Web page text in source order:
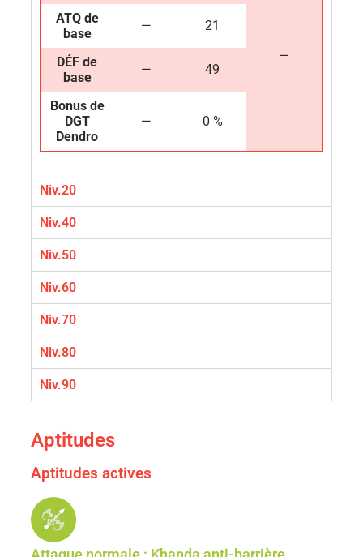
—
ATQ de
base
— 21
DÉF de
base
— 49
Bonus de
DGT
Dendro
— 0 %
Niv.20
Niv.40
Niv.50
Niv.60
Niv.70
Niv.80
Niv.90
Aptitudes
Aptitudes actives